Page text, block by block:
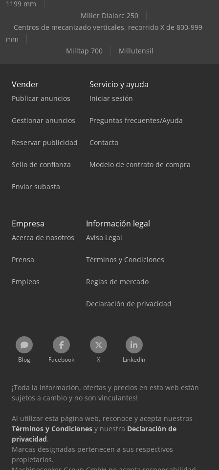
1199 mm
Miller Dialarc 250
Centros de mecanizado verticales, recorrido X de 800-999
mm
Milltap 700
Millutensil
Vender
Publicar anuncios
Gestionar anuncios
Reservar publicidad
Sello de confianza
Enviar subasta
Servicio y ayuda
Iniciar sesión
Preguntas frecuentes/Ayuda
Contacto
Modelo de contrato de compra
Empresa
Acerca de nosotros
Prensa
Empleos
Información legal
Aviso Legal
Términos y Condiciones
Reglas de mercado
Declaración de privacidad
Blog Facebook X LinkedIn
¡Toda la información, ofertas y precios en esta web están
sujetos a cambio y no son vinculantes!
Al utilizar esta página web, reconoce y acepta nuestros
Términos y Condiciones y nuestra Declaración de
privacidad.
Marcas designadas pertenecen a sus respectivos
propietarios.